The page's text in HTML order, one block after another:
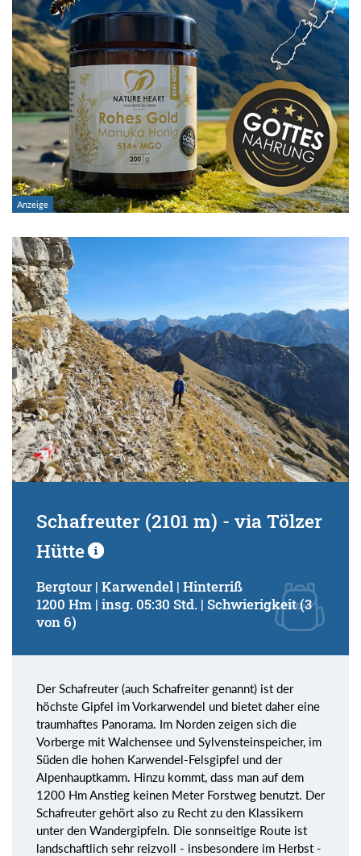
Schafreuter (2101 m) - via Tölzer
Hütte
Bergtour | Karwendel | Hinterriß
1200 Hm | insg. 05:30 Std. | Schwierigkeit (3
von 6)
Der Schafreuter (auch Schafreiter genannt) ist der
höchste Gipfel im Vorkarwendel und bietet daher eine
traumhaftes Panorama. Im Norden zeigen sich die
Vorberge mit Walchensee und Sylvensteinspeicher, im
Süden die hohen Karwendel-Felsgipfel und der
Alpenhauptkamm. Hinzu kommt, dass man auf dem
1200 Hm Anstieg keinen Meter Forstweg benutzt. Der
Schafreuter gehört also zu Recht zu den Klassikern
unter den Wandergipfeln. Die sonnseitige Route ist
landschaftlich sehr reizvoll - insbesondere im Herbst -